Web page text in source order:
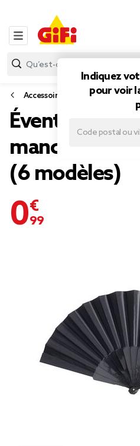
Indiquez
pour voir
Accessoires mode
Éventail
manche
(6 modèles)
0,99 €